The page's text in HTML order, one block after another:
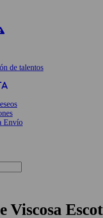
de talentos
Envío
Viscosa